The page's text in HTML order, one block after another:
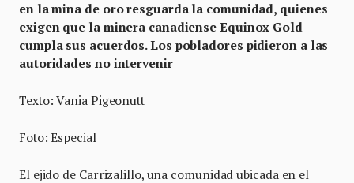
en la mina de oro resguarda la comunidad, quienes
exigen que la minera canadiense Equinox Gold
cumpla sus acuerdos. Los pobladores pidieron a las
autoridades no intervenir
Texto: Vania Pigeonutt
Foto: Especial
El ejido de Carrizalillo, una comunidad ubicada en el